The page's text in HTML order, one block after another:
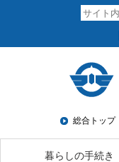
総合トップ
暮らしの手続き